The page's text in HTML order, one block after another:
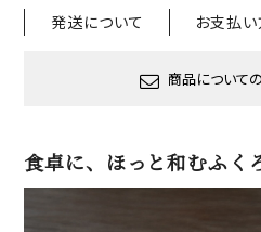
発送について お支払
商品について
食卓に、ほっと和むふく